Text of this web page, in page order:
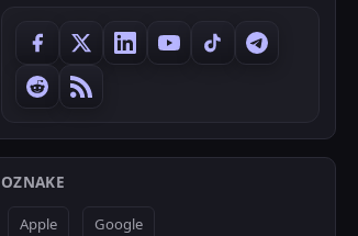
OZNAKE
Apple Google